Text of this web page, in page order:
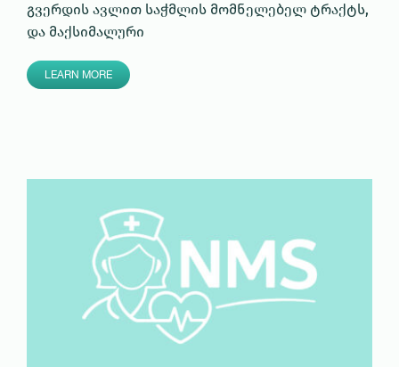
გვერდის ავლით საჭმლის მომნელებელ ტრაქტს,
და მაქსიმალური
LEARN MORE